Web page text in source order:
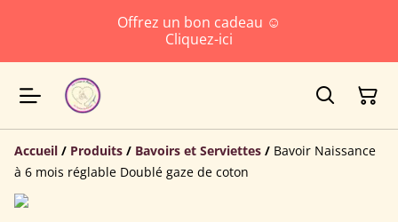
Offrez un bon cadeau ☺️
Cliquez-ici
Accueil / Produits / Bavoirs et Serviettes / Bavoir Naissance
à 6 mois réglable Doublé gaze de coton